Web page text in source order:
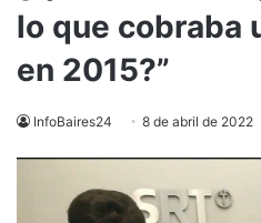
lo que cobraba
en 2015?”
InfoBaires24 8 de abril de 2022